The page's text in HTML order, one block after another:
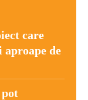
care
de